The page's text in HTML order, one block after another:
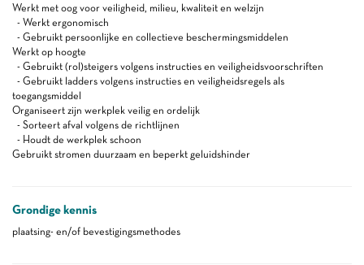
Werkt met oog voor veiligheid, milieu, kwaliteit en welzijn
- Werkt ergonomisch
- Gebruikt persoonlijke en collectieve beschermingsmiddelen
Werkt op hoogte
- Gebruikt (rol)steigers volgens instructies en veiligheidsvoorschriften
- Gebruikt ladders volgens instructies en veiligheidsregels als
toegangsmiddel
Organiseert zijn werkplek veilig en ordelijk
- Sorteert afval volgens de richtlijnen
- Houdt de werkplek schoon
Gebruikt stromen duurzaam en beperkt geluidshinder
Grondige kennis
plaatsing- en/of bevestigingsmethodes